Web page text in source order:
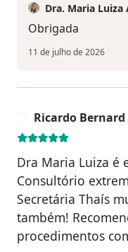
Dra. Maria
Obrigada
11 de julho de 2026
Ricardo Bernard
Dra Maria Luiza é
Consultório
Secretária Thaís
também!
procedimentos